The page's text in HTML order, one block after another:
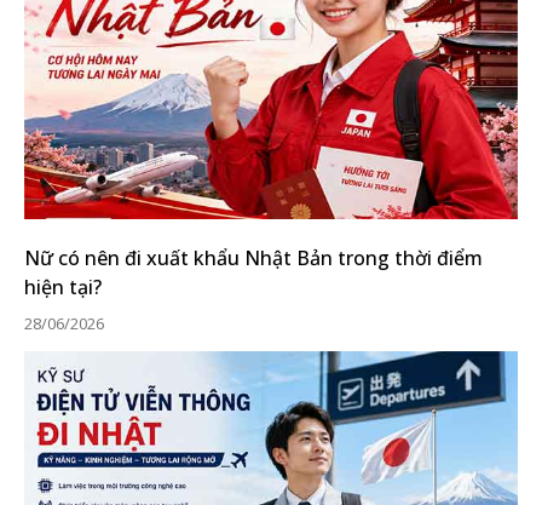
Nữ có nên đi xuất khẩu Nhật Bản trong thời điểm
hiện tại?
28/06/2026